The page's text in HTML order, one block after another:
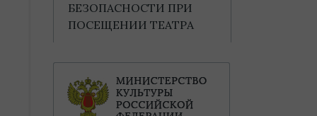
БЕЗОПАСНОСТИ ПРИ
ПОСЕЩЕНИИ ТЕАТРА